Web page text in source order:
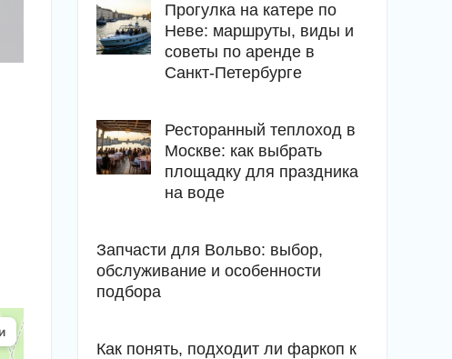
Прогулка на катере по
Неве: маршруты, виды и
советы по аренде в
Санкт-Петербурге
Ресторанный теплоход в
Москве: как выбрать
площадку для праздника
на воде
Запчасти для Вольво: выбор,
обслуживание и особенности
подбора
Как понять, подходит ли фаркоп к